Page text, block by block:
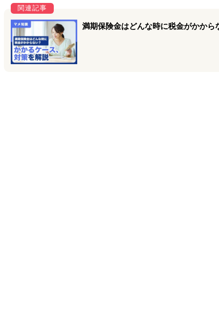
満期保険金はどんな時に税金がかか